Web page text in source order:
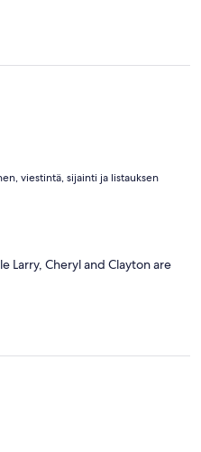
viestintä, sijainti ja listauksen
Larry, Cheryl and Clayton are